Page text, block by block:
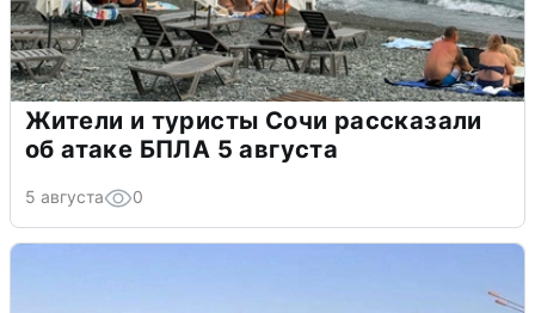
Жители и туристы Сочи рассказали
об атаке БПЛА 5 августа
5 августа 0